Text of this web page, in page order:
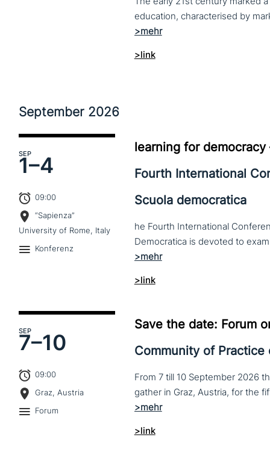
>link
September 2026
SEP
1–4
09:00
“Sapienza”
University of Rome, Italy
Konferenz
learning for
Fourth International
Scuola democratica
he Fourth International
>link
SEP
7–10
09:00
Graz, Austria
Forum
Save the date: Forum
Community of Practice
From 7 till 10 September 2026
>link